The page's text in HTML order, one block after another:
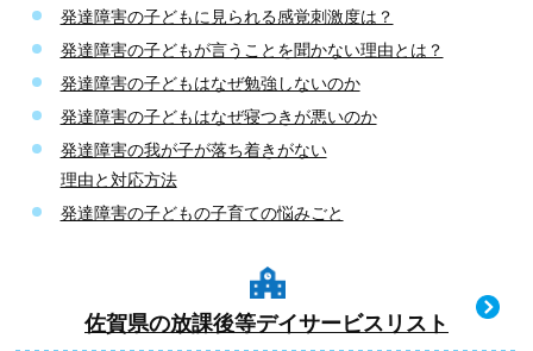
発達障害の子どもに見られる感覚刺激度は？
発達障害の子どもが言うことを聞かない理由とは？
発達障害の子どもはなぜ勉強しないのか
発達障害の子どもはなぜ寝つきが悪いのか
発達障害の我が子が落ち着きがない
理由と対応方法
発達障害の子どもの子育ての悩みごと
佐賀県の放課後等デイサービスリスト